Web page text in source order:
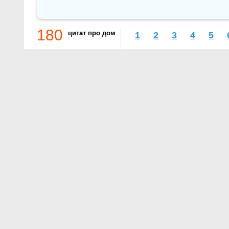
180 цитат про дом 1 2 3 4 5